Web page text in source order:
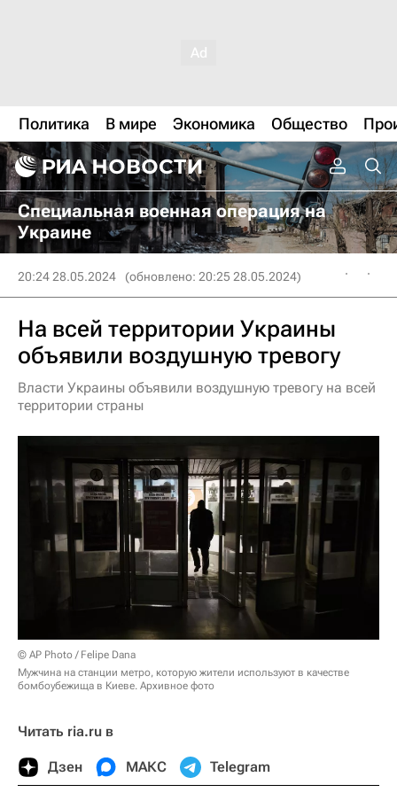
Политика В мире Экономика Общество
Специальная военная операция на
Украине
20:24 28.05.2024 (обновлено: 20:25 28.05.2024)
На всей территории Украины
объявили воздушную тревогу
Власти Украины объявили воздушную тревогу на всей
территории страны
© AP Photo / Felipe Dana
Мужчина на станции метро, ​​которую жители используют в качестве
бомбоубежища в Киеве. Архивное фото
Читать ria.ru в
Дзен МАКС Telegram